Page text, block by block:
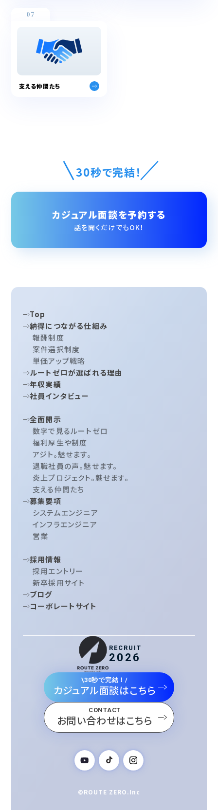
07
支える仲間たち
30秒で完結！
カジュアル面談を予約する
話を聞くだけでもOK！
RECRUIT
2026
\30秒で完結！/
カジュアル面談はこちら
CONTACT
お問い合わせはこちら
Top
納得につながる仕組み
報酬制度
案件選択制度
単価アップ戦略
ルートゼロが選ばれる理由
年収実績
社員インタビュー
全面開示
数字で見るルートゼロ
福利厚生や制度
アジト。魅せます。
退職社員の声。魅せます。
炎上プロジェクト。魅せます。
支える仲間たち
募集要項
システムエンジニア
インフラエンジニア
営業
採用情報
採用エントリー
新卒採用サイト
ブログ
コーポレートサイト
©ROUTE ZERO.Inc